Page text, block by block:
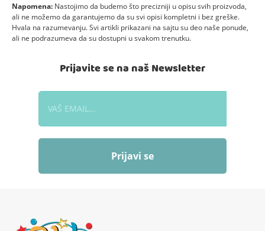
Napomena: Nastojimo da budemo što precizniji u opisu svih proizvoda,
ali ne možemo da garantujemo da su svi opisi kompletni i bez greške.
Hvala na razumevanju. Svi artikli prikazani na sajtu su deo naše ponude,
ali ne podrazumeva da su dostupni u svakom trenutku.
Prijavite se na naš Newsletter
Prijavi se